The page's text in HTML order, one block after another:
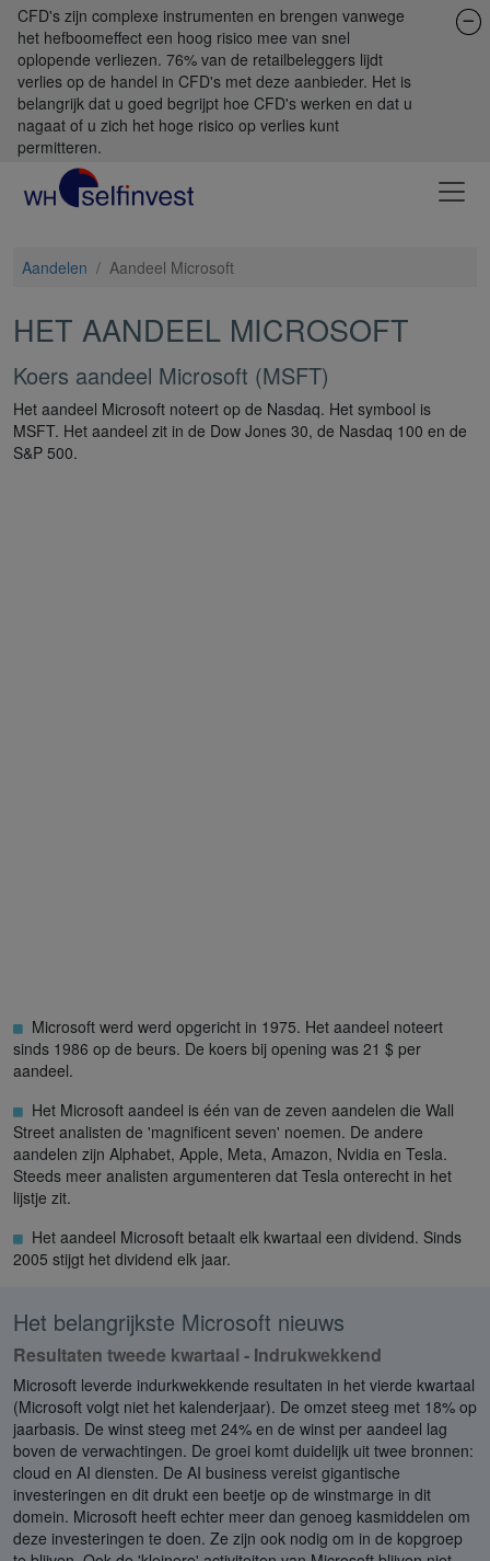
CFD's zijn complexe instrumenten en brengen vanwege
het hefboomeffect een hoog risico mee van snel
oplopende verliezen. 76% van de retailbeleggers lijdt
verlies op de handel in CFD's met deze aanbieder. Het is
belangrijk dat u goed begrijpt hoe CFD's werken en dat u
nagaat of u zich het hoge risico op verlies kunt
permitteren.
Aandelen / Aandeel Microsoft
HET AANDEEL MICROSOFT
Koers aandeel Microsoft (MSFT)
Het aandeel Microsoft noteert op de Nasdaq. Het symbool is
MSFT. Het aandeel zit in de Dow Jones 30, de Nasdaq 100 en de
S&P 500.
Microsoft werd werd opgericht in 1975. Het aandeel noteert
sinds 1986 op de beurs. De koers bij opening was 21 $ per
aandeel.
Het Microsoft aandeel is één van de zeven aandelen die Wall
Street analisten de 'magnificent seven' noemen. De andere
aandelen zijn Alphabet, Apple, Meta, Amazon, Nvidia en Tesla.
Steeds meer analisten argumenteren dat Tesla onterecht in het
lijstje zit.
Het aandeel Microsoft betaalt elk kwartaal een dividend. Sinds
2005 stijgt het dividend elk jaar.
Het belangrijkste Microsoft nieuws
Resultaten tweede kwartaal - Indrukwekkend
Microsoft leverde indurkwekkende resultaten in het vierde kwartaal
(Microsoft volgt niet het kalenderjaar). De omzet steeg met 18% op
jaarbasis. De winst steeg met 24% en de winst per aandeel lag
boven de verwachtingen. De groei komt duidelijk uit twee bronnen:
cloud en AI diensten. De AI business vereist gigantische
investeringen en dit drukt een beetje op de winstmarge in dit
domein. Microsoft heeft echter meer dan genoeg kasmiddelen om
deze investeringen te doen. Ze zijn ook nodig om in de kopgroep